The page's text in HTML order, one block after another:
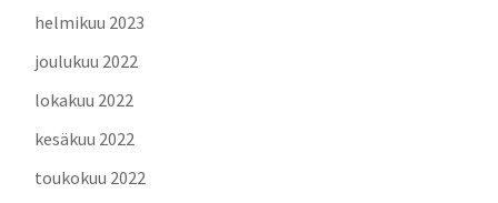
helmikuu 2023
joulukuu 2022
lokakuu 2022
kesäkuu 2022
toukokuu 2022